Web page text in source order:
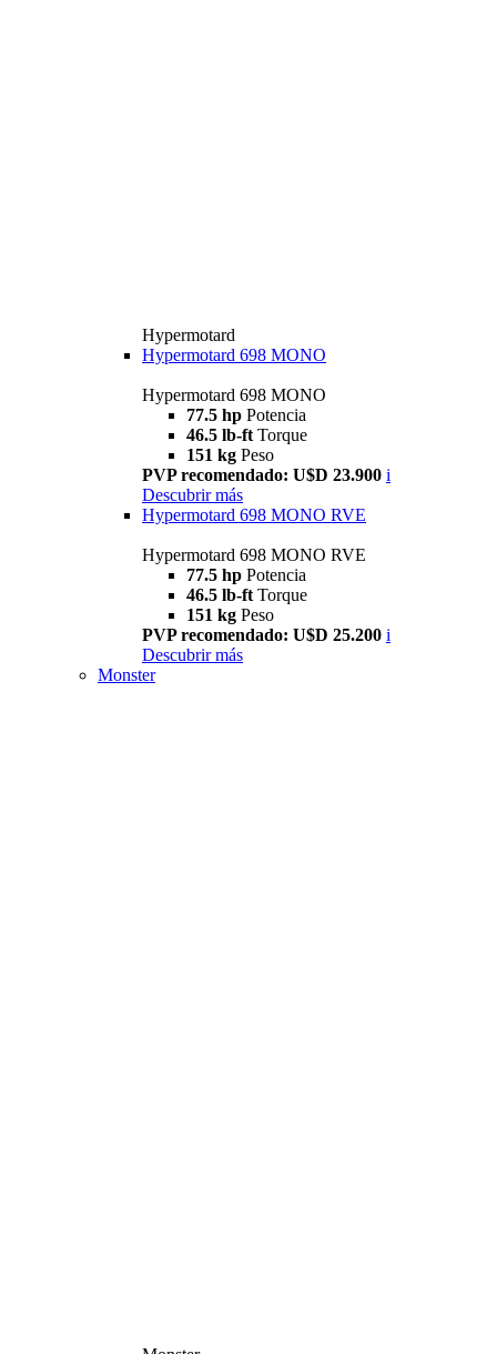
Hypermotard
Hypermotard 698 MONO
Hypermotard 698 MONO
77.5 hp Potencia
46.5 lb-ft Torque
151 kg Peso
PVP recomendado: U$D 23.900 i
Descubrir más
Hypermotard 698 MONO RVE
Hypermotard 698 MONO RVE
77.5 hp Potencia
46.5 lb-ft Torque
151 kg Peso
PVP recomendado: U$D 25.200 i
Descubrir más
Monster